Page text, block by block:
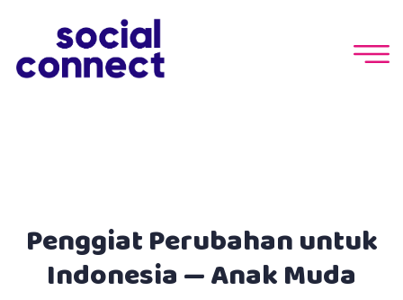
Penggiat Perubahan untuk
Indonesia — Anak Muda